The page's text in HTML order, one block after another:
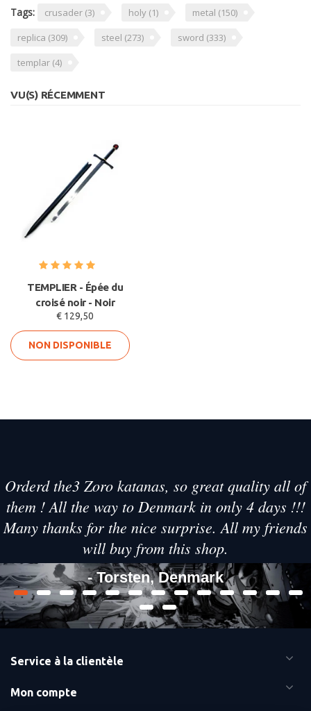
Tags: crusader (3) holy (1) metal (150)
replica (309) steel (273) sword (333)
templar (4)
VU(S) RÉCEMMENT
TEMPLIER - Épée du
croisé noir - Noir
€ 129,50
NON DISPONIBLE
Orderd the3 Zoro katanas, so great quality all of
them ! All the way to Denmark in only 4 days !!!
Many thanks for the nice surprise. All my friends
will buy from this shop.
- Torsten, Denmark
Service à la clientèle
Mon compte